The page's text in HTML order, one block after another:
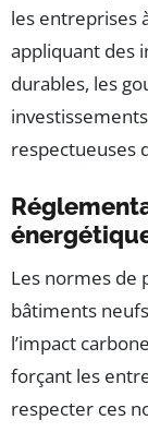
les entreprises
appliquant des
durables, les
respectueuses
Les normes de
bâtiments
l’impact
forçant les
respecter ces